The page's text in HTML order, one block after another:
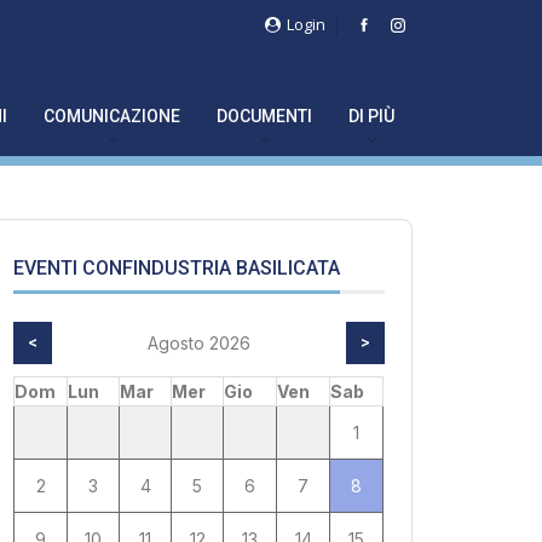
Login
COMUNICAZIONE DOCUMENTI DI PIÙ
EVENTI CONFINDUSTRIA BASILICATA
< Agosto 2026 >
Dom Lun Mar Mer Gio Ven
Sab
1
2 3 4 5 6 7 8